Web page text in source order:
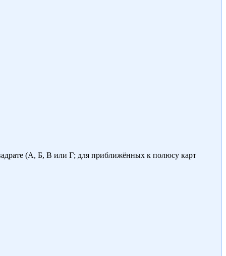
(А, Б, В или Г; для приближённых к полюсу карт